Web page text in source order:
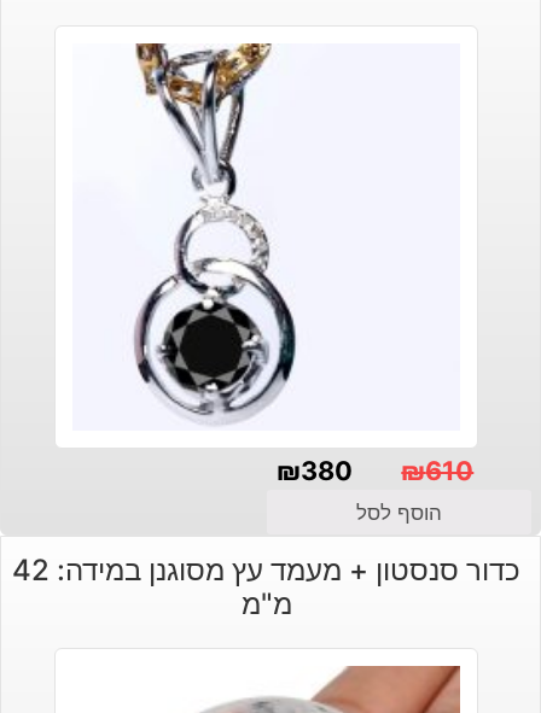
₪610
המקורי
היה:
₪380
הנוכחי
הוא:
הוסף לסל
כדור סנסטון + מעמד עץ מסוגנן במידה: 42
מ"מ